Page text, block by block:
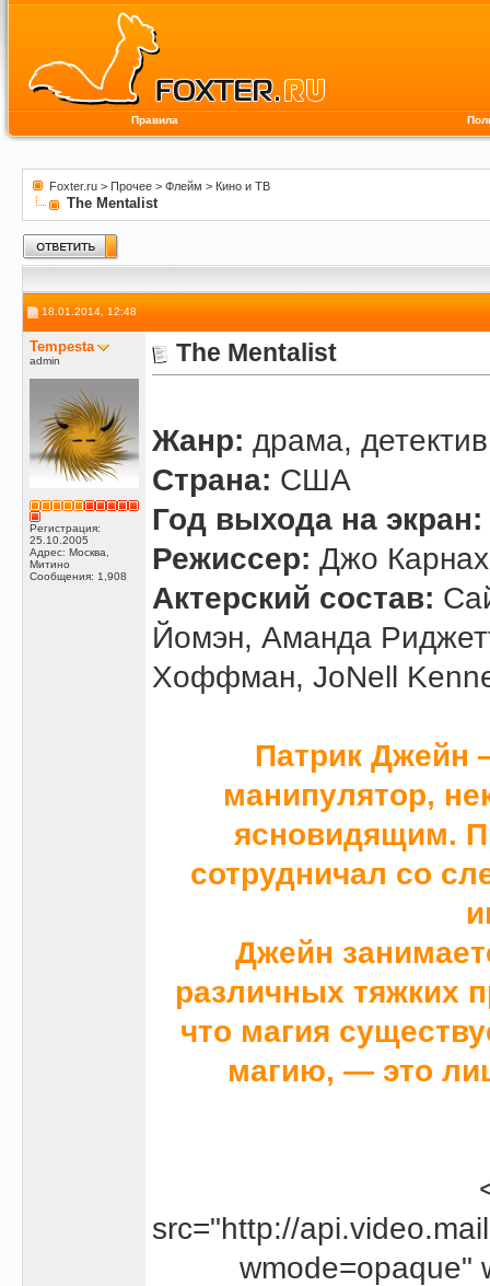
Правила
Foxter.ru > Прочее > Флейм > Кино и ТВ
The Mentalist
18.01.2014, 12:48
Tempesta
admin
Регистрация:
25.10.2005
Адрес: Москва,
Митино
Сообщения: 1,908
The Mentalist
Жанр: драма, детектив
Страна: США
Год выхода на экран:
Режиссер: Джо
Актерский состав:
Йомэн, Аманда
Хоффман, JoNell
Патрик Джейн
манипулятор,
ясновидящим.
сотрудничал со
Джейн
различных тяжких
что магия
магию, — это
src="http://
wmode=opaque"